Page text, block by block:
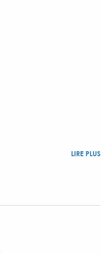
LIRE PLUS